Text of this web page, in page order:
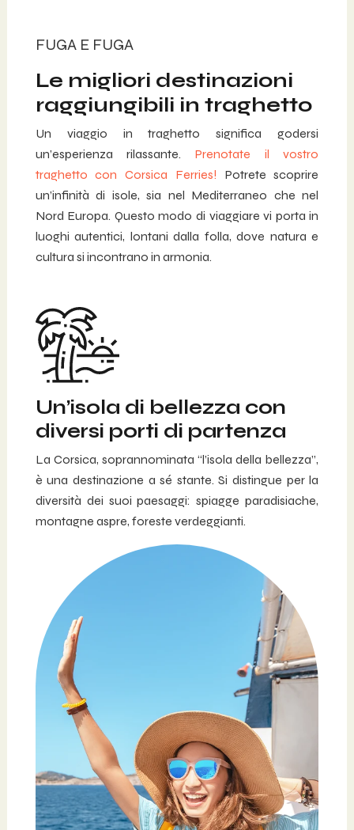
FUGA E FUGA
Le migliori destinazioni
raggiungibili in traghetto
Un viaggio in traghetto significa godersi
un’esperienza rilassante. Prenotate il vostro
traghetto con Corsica Ferries! Potrete scoprire
un’infinità di isole, sia nel Mediterraneo che nel
Nord Europa. Questo modo di viaggiare vi porta in
luoghi autentici, lontani dalla folla, dove natura e
cultura si incontrano in armonia.
Un’isola di bellezza con
diversi porti di partenza
La Corsica, soprannominata “l’isola della bellezza”,
è una destinazione a sé stante. Si distingue per la
diversità dei suoi paesaggi: spiagge paradisiache,
montagne aspre, foreste verdeggianti.